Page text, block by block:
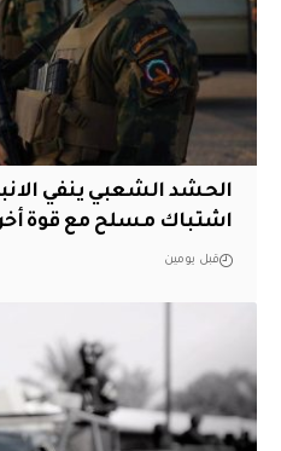
الحشد الشعبي ينفي
اشتباك مسلح مع قوة
قبل يومين